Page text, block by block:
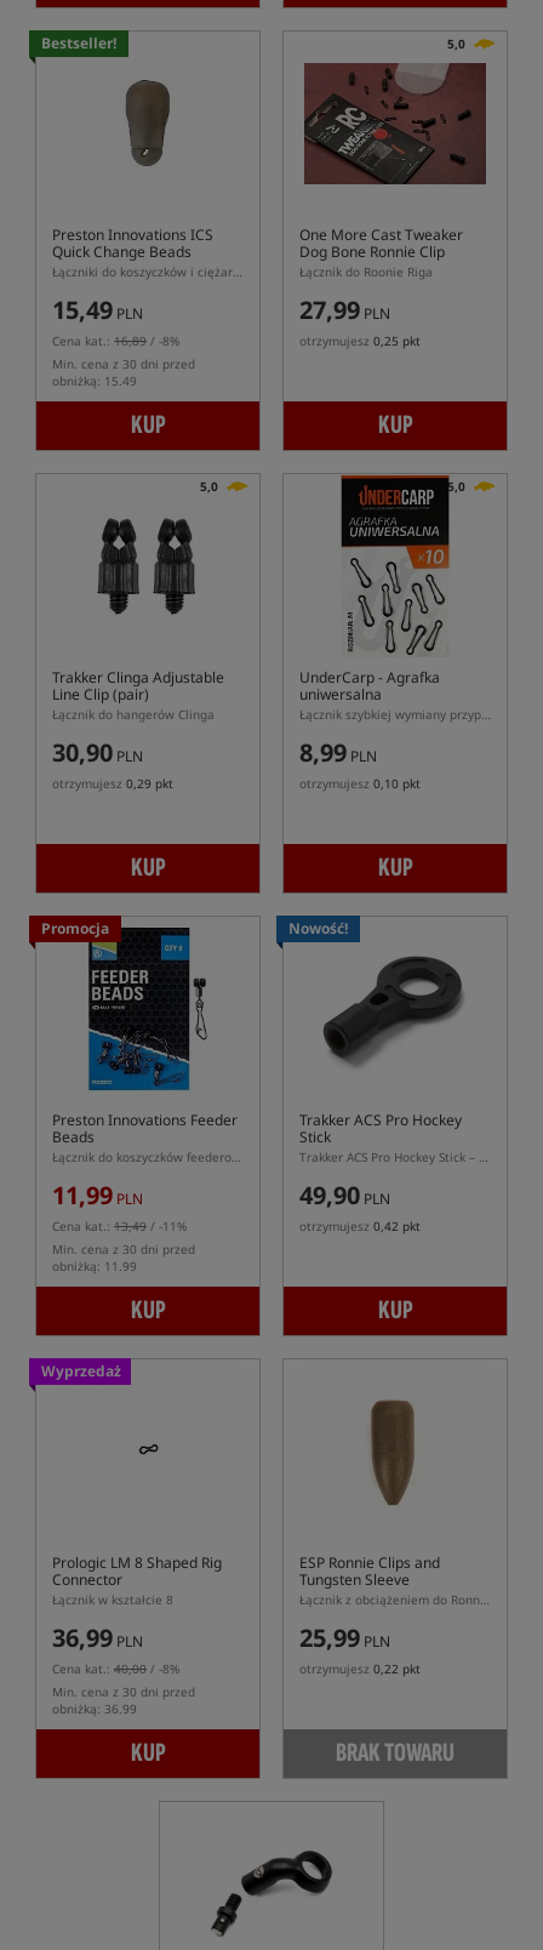
Bestseller!
Preston Innovations ICS
Quick Change Beads
Łączniki do koszyczków i ciężarków z systemem ICS
15,49 PLN
Cena kat.: 16,89 / -8%
Min. cena z 30 dni przed
obniżką: 15.49
KUP
5,0
One More Cast Tweaker
Dog Bone Ronnie Clip
Łącznik do Roonie Riga
27,99 PLN
otrzymujesz 0,25 pkt
KUP
5,0
Trakker Clinga Adjustable
Line Clip (pair)
Łącznik do hangerów Clinga
30,90 PLN
otrzymujesz 0,29 pkt
KUP
5,0
UnderCarp- Agrafka
uniwersalna
Łącznik szybkiej wymiany przyponu/ciężarka
8,99 PLN
otrzymujesz 0,10 pkt
KUP
Promocja
Preston Innovations Feeder
Beads
Łącznik do koszyczków feederowych
11,99 PLN
Cena kat.: 13,49 / -11%
Min. cena z 30 dni przed
obniżką: 11.99
KUP
Nowość!
Trakker ACS Pro Hockey
Stick
Trakker ACS Pro Hockey Stick – aluminiowy łącznik 2BA do hangera lub swingera
49,90 PLN
otrzymujesz 0,42 pkt
KUP
Wyprzedaż
Prologic LM 8 Shaped Rig
Connector
Łącznik w kształcie 8
36,99 PLN
Cena kat.: 40,00 / -8%
Min. cena z 30 dni przed
obniżką: 36.99
KUP
ESP Ronnie Clips and
Tungsten Sleeve
Łącznik z obciążeniem do Ronnie Rig
25,99 PLN
otrzymujesz 0,22 pkt
BRAK TOWARU